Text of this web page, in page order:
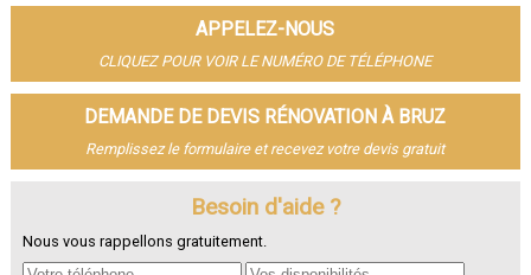
- Entreprise de rénovation à Cesson-Sévigné
- Entreprise de rénovation à Dinard
- Entreprise de rénovation à Betton
- Entreprise de rénovation à Saint-Jacques-de-la-Lande
- Entreprise de rénovation à Redon
- Entreprise de rénovation à Pacé
- Entreprise de rénovation à Saint-Grégoire
- Entreprise de rénovation à Janzé
- Entreprise de rénovation à Le Rheu
APPELEZ-NOUS
CLIQUEZ POUR VOIR LE NUMÉRO DE TÉLÉPHONE
DEMANDE DE DEVIS RÉNOVATION À BRUZ
Remplissez le formulaire et recevez votre devis gratuit
Besoin d'aide ?
Nous vous rappellons gratuitement.